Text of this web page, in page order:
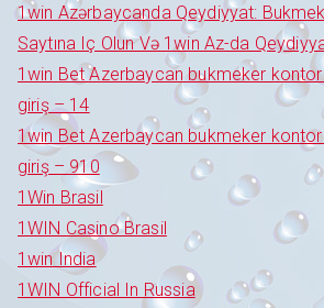
1win Azərbaycanda Qeydiyyat:
Saytına Iç Olun Və 1win Az-da
1win Bet Azerbaycan bukmeker
giriş – 14
1win Bet Azerbaycan bukmeker
giriş – 910
1Win Brasil
1WIN Casino Brasil
1win India
1WIN Official In Russia